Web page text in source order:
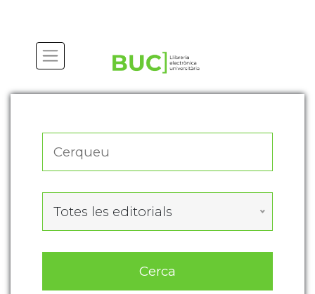
Totes les editorials
Cerca